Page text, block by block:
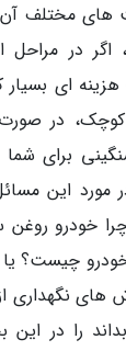
های مختلف
اگر در مراحل
ای بسیار
کوچک، در
برای شما
مورد این
چرا خودرو
چیست؟ یا
نگهداری
را در